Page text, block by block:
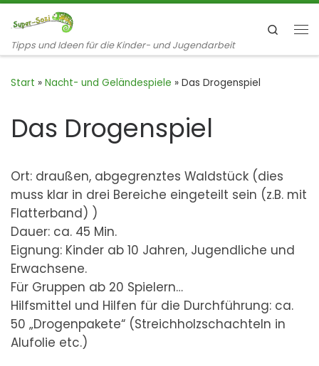
Zum Inhalt springen
Tipps und Ideen für die Kinder- und Jugendarbeit
Search
Start » Nacht- und Geländespiele » Das Drogenspiel
Das Drogenspiel
Ort: draußen, abgegrenztes Waldstück (dies
muss klar in drei Bereiche eingeteilt sein (z.B. mit
Flatterband) )
Dauer: ca. 45 Min.
Eignung: Kinder ab 10 Jahren, Jugendliche und
Erwachsene.
Für Gruppen ab 20 Spielern…
Hilfsmittel und Hilfen für die Durchführung: ca.
50 „Drogenpakete“ (Streichholzschachteln in
Alufolie etc.)